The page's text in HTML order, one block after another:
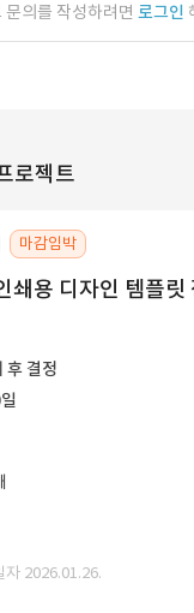
문의를 작성하려면 로그인
로젝트
마감임박
쇄용 디자인 템플릿
후 결정
자 2026.01.26.